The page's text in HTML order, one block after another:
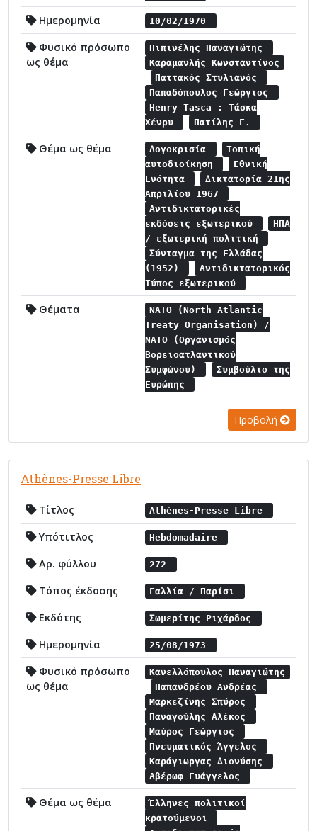
Ημερομηνία 10/02/1970
Φυσικό πρόσωπο
ως θέμα
Πιπινέλης Παναγιώτης
Καραμανλής Κωνσταντίνος
Παττακός Στυλιανός
Παπαδόπουλος Γεώργιος
Henry Tasca : Τάσκα
Χένρυ
Πατίλης Γ.
Θέμα ως θέμα Λογοκρισία
Τοπική
αυτοδιοίκηση
Εθνική
Ενότητα
Δικτατορία 21ης
Απριλίου 1967
Αντιδικτατορικές
εκδόσεις εξωτερικού
ΗΠΑ
/ εξωτερική πολιτική
Σύνταγμα της Ελλάδας
(1952)
Αντιδικτατορικός
Τύπος εξωτερικού
Θέματα
NATO (North Atlantic
Treaty Organisation) /
NATO (Οργανισμός
Βορειοατλαντικού
Συμφώνου)
Συμβούλιο της
Ευρώπης
Προβολή
Athènes-Presse Libre
Τίτλος Athènes-Presse Libre
Υπότιτλος Hebdomadaire
Αρ. φύλλου 272
Τόπος έκδοσης Γαλλία / Παρίσι
Εκδότης Σωμερίτης Ριχάρδος
Ημερομηνία 25/08/1973
Φυσικό πρόσωπο
ως θέμα
Κανελλόπουλος Παναγιώτης
Παπανδρέου Ανδρέας
Μαρκεζίνης Σπύρος
Παναγούλης Αλέκος
Μαύρος Γεώργιος
Πνευματικός Άγγελος
Καράγιωργας Διονύσης
Αβέρωφ Ευάγγελος
Θέμα ως θέμα
Έλληνες πολιτικοί
κρατούμενοι